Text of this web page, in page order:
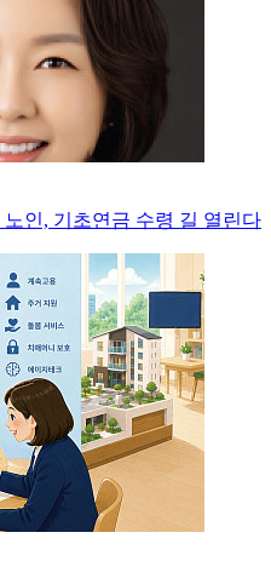
인, 기초연금 수령 길 열린다